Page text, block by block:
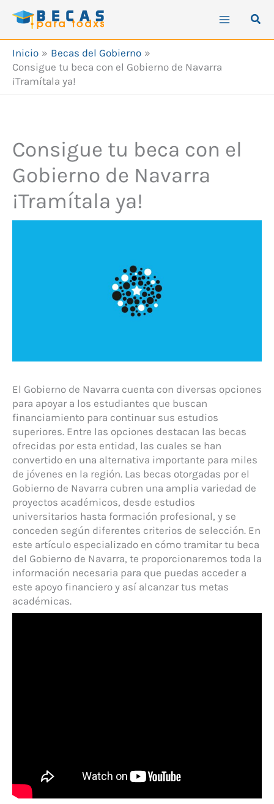
Inicio
Becas del Gobierno
Consigue tu beca con el Gobierno de Navarra
¡Tramítala ya!
Consigue tu beca con el
Gobierno de Navarra
¡Tramítala ya!
El Gobierno de Navarra cuenta con diversas opciones
para apoyar a los estudiantes que buscan
financiamiento para continuar sus estudios
superiores. Entre las opciones destacan las becas
ofrecidas por esta entidad, las cuales se han
convertido en una alternativa importante para miles
de jóvenes en la región. Las becas otorgadas por el
Gobierno de Navarra cubren una amplia variedad de
proyectos académicos, desde estudios
universitarios hasta formación profesional, y se
conceden según diferentes criterios de selección. En
este artículo especializado en cómo tramitar tu beca
del Gobierno de Navarra, te proporcionaremos toda la
información necesaria para que puedas acceder a
este apoyo financiero y así alcanzar tus metas
académicas.